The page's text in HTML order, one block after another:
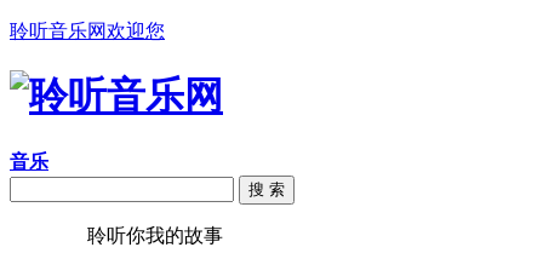
聆听音乐网欢迎您
音乐
搜 索
聆听你我的故事